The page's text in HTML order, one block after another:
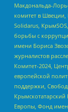
Макдональда-
комитет в Швеции,
Solidarus,
борьбы с
имени Бориса
журналистов
Комитет-2024,
европейской
поддержки,
Европы, Фонд